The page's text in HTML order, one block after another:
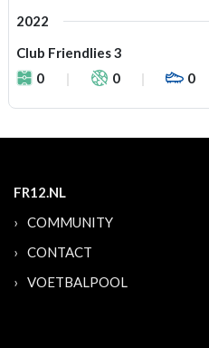
2022
Club Friendlies 3
0
0 0
FR12.NL
COMMUNITY
CONTACT
VOETBALPOOL